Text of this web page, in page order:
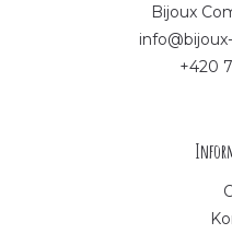
Bijoux
+420